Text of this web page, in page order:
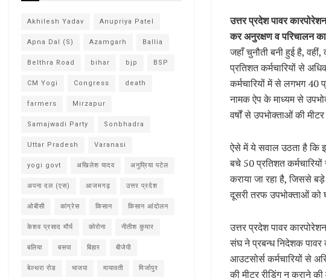
उत्तर प्रदेश पावर
कर अनुरक्षण व परिचालन का
जहाँ चुनौती बनी हुई है,
प्रतिशत कर्मचारियों से
कर्मचारियों में से लगभग 40
नामक ऐप के माध्यम से
वर्षों से उपभोक्ताओं की मीटर
ऐसे में ये सवाल उठता है कि
बचे 50 प्रतिशत
कराया जा रहा है, जिससे बड़े
दूसरी तरफ उपभोक्ताओं को
उत्तर प्रदेश पावर
संघ ने प्रबन्ध निदेशक पावर
आउटसोर्स कर्मचारियों से
की मीटर रीडिंग न कराने की
Akhilesh Yadav Anupriya Patel
Apna Dal (S) Azamgarh Ballia
Belthra Road bihar bjp BSP
CM Yogi Congress death
farmers Mirzapur
Samajwadi Party Sonbhadra
Uttar Pradesh Varanasi
yogi govt अखिलेश यादव अनुप्रिया पटेल
अपना दल (एस) आजमगढ़ उत्तर प्रदेश
ओबीसी कांग्रेस किसान किसान आंदोलन
केशव प्रसाद मौर्य कोरोना नीतीश कुमार
बलिया बसपा बिहार बीजेपी
बेल्थरा रोड भाजपा मायावती मिर्जापुर